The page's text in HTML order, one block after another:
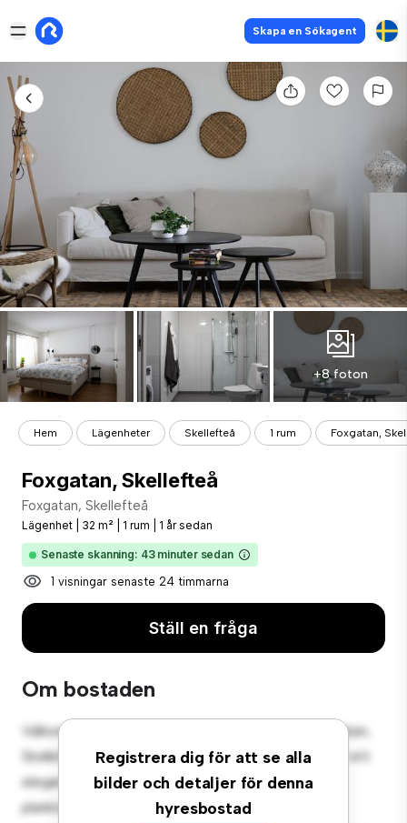
Skapa en Sökagent
+8 foton
Hem Lägenheter Skellefteå 1 rum Foxgatan,
Foxgatan, Skellefteå
Foxgatan, Skellefteå
Lägenhet 32 m² 1 rum 1 år sedan
Senaste skanning: 43 minuter sedan
1 visningar senaste 24 timmarna
Ställ en fråga
Om bostaden
Registrera dig för att se alla
bilder och detaljer för denna
hyresbostad
Välkommen till ditt nya urbana tillflyktsort på Foxgatan,
Skellefteå! Denna moderna 1-rumslägenhet erbjuder ett
elegant och mysigt vardagsrum. Den öppna
planlösningen är perfekt för underhållning, och det